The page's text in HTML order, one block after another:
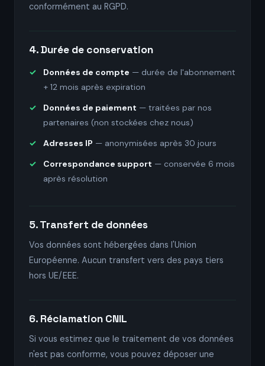
conformément au RGPD.
4. Durée de conservation
Données de compte — durée de l'abonnement
+ 12 mois après expiration
Données de paiement — traitées par nos
partenaires (non stockées chez nous)
Adresses IP — anonymisées après 30 jours
Correspondance support — conservée 6 mois
après résolution
5. Transfert de données
Vos données sont hébergées dans l'Union
Européenne. Aucun transfert vers des pays tiers
hors UE/EEE.
6. Réclamation CNIL
Si vous estimez que le traitement de vos données
n'est pas conforme, vous pouvez déposer une